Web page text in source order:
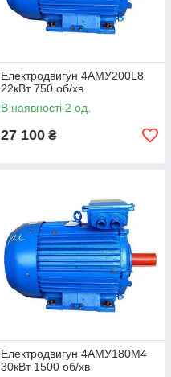
Електродвигун 4АМУ200L8
22кВт 750 об/хв
В наявності 2 од.
27 100 ₴
Електродвигун 4АМУ180М4
30кВт 1500 об/хв